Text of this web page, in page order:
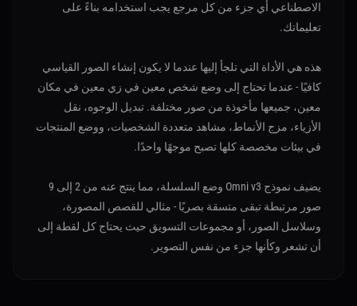
الاصطناعي أي جزء من كل مرجع يجب استخدامه بناءً على
تعليماتك.
هذه هي الأداة التي تلجأ إليها عندما لا يكون إنشاء الصور القياسي
كافيًا - عندما تحتاج إلى وضع شخص معين في زي معين في مكان
معين، جميعها مأخوذة من صور مختلفة. تبديل الوجوه، نقل
الأزياء، مزج الأنماط، مشاهد متعددة الشخصيات، ووضع المنتجات
في بيئات مخصصة كلها تصبح موجهًا واحدًا.
يضيف نموذج Omni v3 وضع السلسلة، مما ينتج عنه من 2 إلى 9
صور مرتبطة تبقى متسقة بصريًا - مثالي للقصص المصورة،
وسلاسل الصور، أو مجموعات التسويق حيث يحتاج كل لقطة إلى
أن تشعر وكأنها جزء من نفس التصوير.